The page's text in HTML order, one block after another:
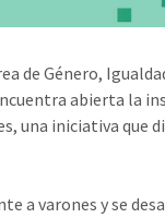
de Género,
abierta la
una iniciativa que
a varones y se